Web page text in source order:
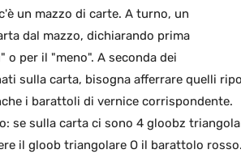
un mazzo di carte. A turno, un
dal mazzo, dichiarando prima
o per il "meno". A seconda dei
sulla carta, bisogna afferrare quelli
i barattoli di vernice corrispondente.
se sulla carta ci sono 4 gloobz
il gloob triangolare O il barattolo